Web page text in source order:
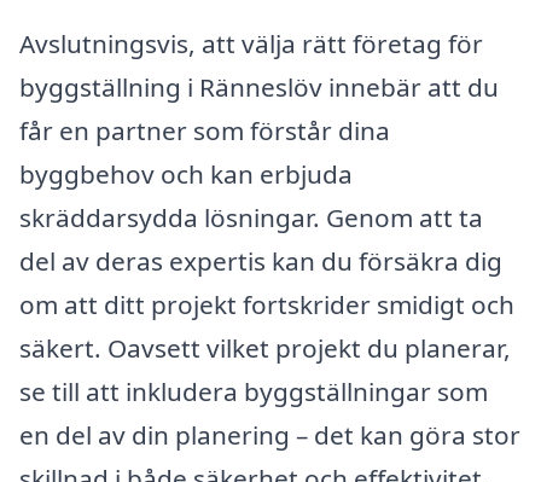
Avslutningsvis, att välja rätt företag för
byggställning i Ränneslöv innebär att du
får en partner som förstår dina
byggbehov och kan erbjuda
skräddarsydda lösningar. Genom att ta
del av deras expertis kan du försäkra dig
om att ditt projekt fortskrider smidigt och
säkert. Oavsett vilket projekt du planerar,
se till att inkludera byggställningar som
en del av din planering – det kan göra stor